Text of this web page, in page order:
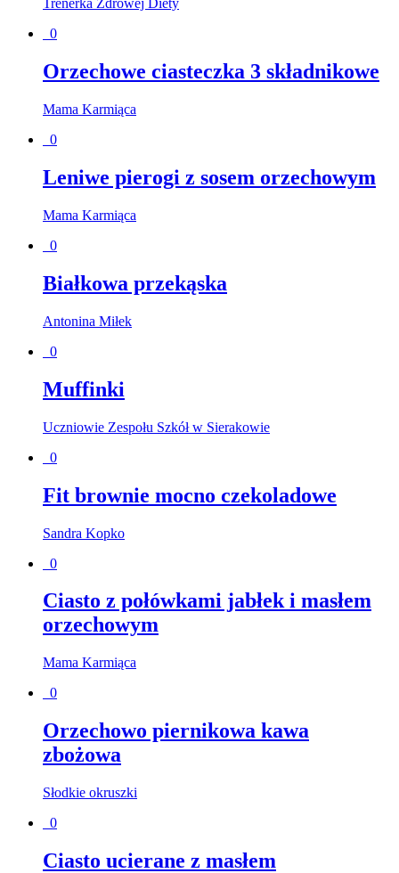
Trenerka Zdrowej Diety
0
Orzechowe ciasteczka 3 składnikowe
Mama Karmiąca
0
Leniwe pierogi z sosem orzechowym
Mama Karmiąca
0
Białkowa przekąska
Antonina Miłek
0
Muffinki
Uczniowie Zespołu Szkół w Sierakowie
0
Fit brownie mocno czekoladowe
Sandra Kopko
0
Ciasto z połówkami jabłek i masłem
orzechowym
Mama Karmiąca
0
Orzechowo piernikowa kawa
zbożowa
Słodkie okruszki
0
Ciasto ucierane z masłem